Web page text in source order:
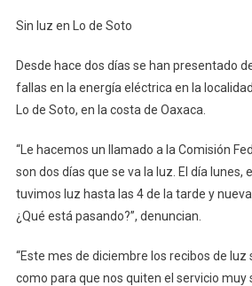
Sin luz en Lo de Soto
Desde hace dos días se han presentado
fallas en la energía eléctrica en la
Lo de Soto, en la costa de Oaxaca.
“Le hacemos un llamado a la Comisión
son dos días que se va la luz. El día lunes,
tuvimos luz hasta las 4 de la tarde y
¿Qué está pasando?”, denuncian.
“Este mes de diciembre los recibos de luz
como para que nos quiten el servicio muy